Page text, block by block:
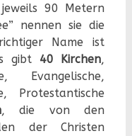
90 Metern
nennen sie die
Name ist
gibt 40 Kirchen,
Evangelische,
Protestantische
, die von den
der Christen